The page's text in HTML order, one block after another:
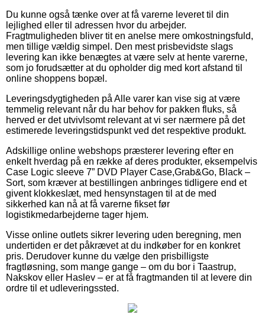
Du kunne også tænke over at få varerne leveret til din
lejlighed eller til adressen hvor du arbejder.
Fragtmuligheden bliver tit en anelse mere omkostningsfuld,
men tillige vældig simpel. Den mest prisbevidste slags
levering kan ikke benægtes at være selv at hente varerne,
som jo forudsætter at du opholder dig med kort afstand til
online shoppens bopæl.
Leveringsdygtigheden på Alle varer kan vise sig at være
temmelig relevant når du har behov for pakken fluks, så
herved er det utvivlsomt relevant at vi ser nærmere på det
estimerede leveringstidspunkt ved det respektive produkt.
Adskillige online webshops præsterer levering efter en
enkelt hverdag på en række af deres produkter, eksempelvis
Case Logic sleeve 7” DVD Player Case,Grab&Go, Black –
Sort, som kræver at bestillingen anbringes tidligere end et
givent klokkeslæt, med hensynstagen til at de med
sikkerhed kan nå at få varerne fikset før
logistikmedarbejderne tager hjem.
Visse online outlets sikrer levering uden beregning, men
undertiden er det påkrævet at du indkøber for en konkret
pris. Derudover kunne du vælge den prisbilligste
fragtløsning, som mange gange – om du bor i Taastrup,
Nakskov eller Haslev – er at få fragtmanden til at levere din
ordre til et udleveringssted.